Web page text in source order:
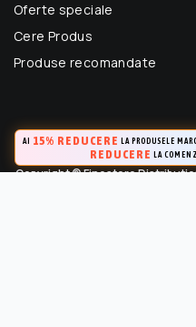
Oferte speciale
Cere Produs
Produse recomandate
Copyright © Finestore
AI 15% REDUCERE LA PRODUSELE
REDUCERE LA